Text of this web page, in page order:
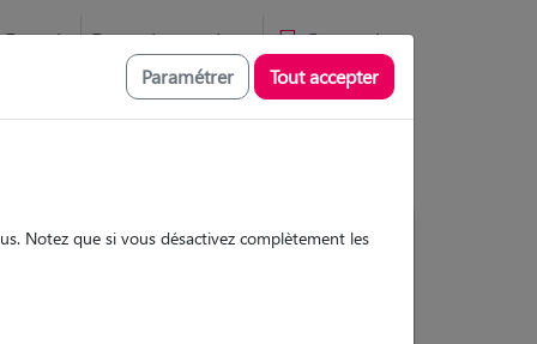
Favoris Devenir pet sitter Connexion
Paramétrer Tout accepter
Notez que si vous désactivez complètement les